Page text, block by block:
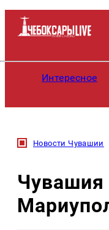
Интересное
Новости Чувашии
Чувашия